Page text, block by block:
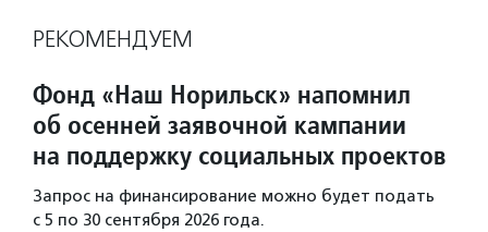
РЕКОМЕНДУЕМ
Фонд «Наш Норильск» напомнил
об осенней заявочной кампании
на поддержку социальных проектов
Запрос на финансирование можно будет подать
с 5 по 30 сентября 2026 года.